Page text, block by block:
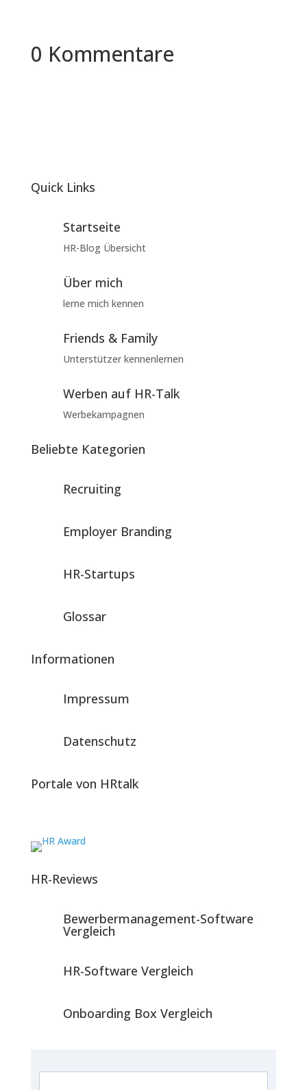
0 Kommentare
Quick Links
Startseite
HR-Blog Übersicht
Über mich
lerne mich kennen
Friends & Family
Unterstützer kennenlernen
Werben auf HR-Talk
Werbekampagnen
Beliebte Kategorien
Recruiting
Employer Branding
HR-Startups
Glossar
Informationen
Impressum
Datenschutz
Portale von HRtalk
HR-Reviews
Bewerbermanagement-Software
Vergleich
HR-Software Vergleich
Onboarding Box Vergleich